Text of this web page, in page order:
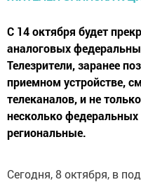
С 14 октября будет
аналоговых
Телезрители, заранее
приемном устройстве,
телеканалов, и не
несколько
региональные.
Сегодня, 8 октября, в